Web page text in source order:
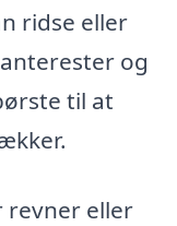
ridse eller
og
til at
eller